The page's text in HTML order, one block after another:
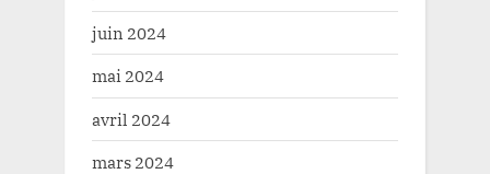
juin 2024
mai 2024
avril 2024
mars 2024